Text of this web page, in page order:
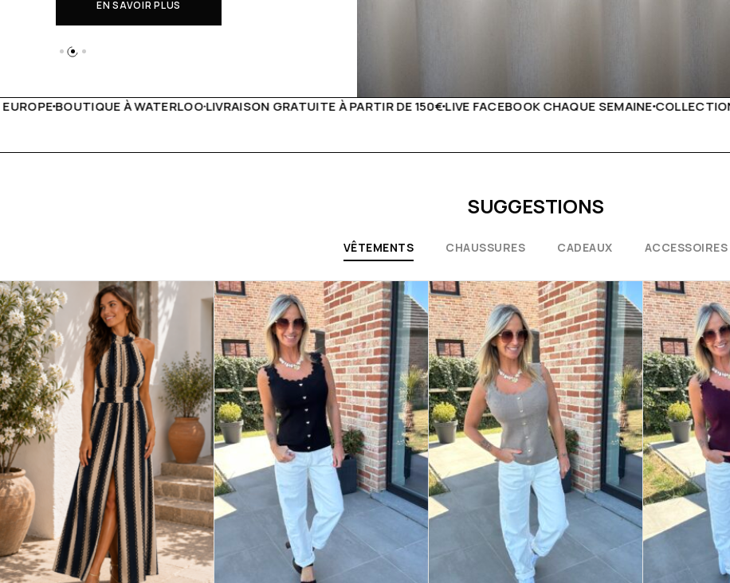
EN SAVOIR PLUS
GRATUITE À PARTIR DE 150€LIVE FACEBOOK CHAQUE SEMAINECOLLECTIONS EXCEPTIONNELLESCONSEILS DE
SUGGESTIONS
VÊTEMENTS CHAUSSURES CADEAUX ACCESSOIRES